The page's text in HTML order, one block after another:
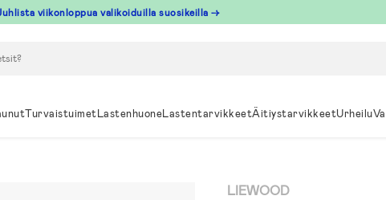
viikonloppua valikoiduilla suosikeilla →
TurvaistuimetLastenhuoneLastentarvikkeetÄitiystarvikkeetUrheilu
LIEWOOD